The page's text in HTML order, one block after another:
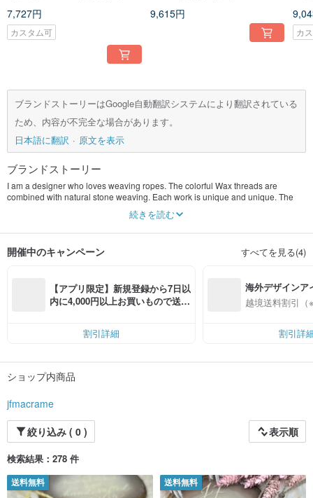
7,727円
カスタム可
9,615円
ット
カ
ブランドストーリーはGoogle自動翻訳システムにより翻訳されている
ため、内容が不完全な場合があります。
日本語に翻訳
原文を表示
ブランドストーリー
I am a designer who loves weaving ropes. The colorful Wax threads are
combined with natural stone weaving. Each work is unique and unique. The
inspiration is designed based on Stone. If you like the same design, you can
customize it by private message and we will help you. Discuss color matching
続きを読む
開催中のキャンペーン すべてを見る(4)
【アプリ限定】新規登録から7日以
内に4,000円以上お買いもので送料
割引詳細
海外デザインア
入
越境送料割引（
割引詳
ショップ内商品
jfmacrame
絞り込み ( 0 )
表示順
検索結果：278 件
送料無料 送料無料